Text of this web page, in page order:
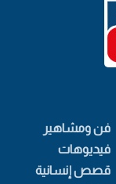
فن ومشاهير
فيديوهات
قصص إنسانية